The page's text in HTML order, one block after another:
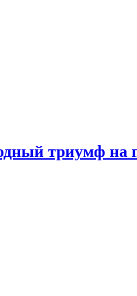
триумф на